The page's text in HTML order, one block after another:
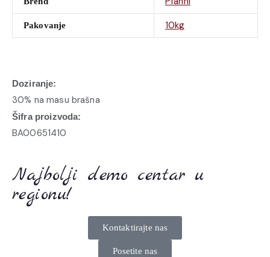
Pakovanje 10kg
Doziranje:
30% na masu brašna
Šifra proizvoda:
BA00651410
Najbolji demo centar u
regionu!
Kontaktirajte nas
Posetite nas